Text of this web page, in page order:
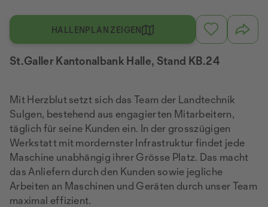
HALLENPLAN ZEIGEN
St.Galler Kantonalbank Halle, Stand KB.24
Mit Herzblut setzt sich das Team der Landtechnik
Sulgen, bestehend aus engagierten Mitarbeitern,
täglich für seine Kunden ein. In der grosszügigen
Werkstatt mit mordernster Infrastruktur findet jede
Maschine unabhängig ihrer Grösse Platz. Das macht
das Anliefern durch den Kunden sowie jegliche
Arbeiten an Maschinen und Geräten durch unser Team
maximal effizient.